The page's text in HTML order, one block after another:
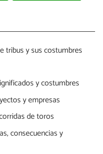
tribus y sus costumbres
y costumbres
y empresas
de toros
consecuencias y